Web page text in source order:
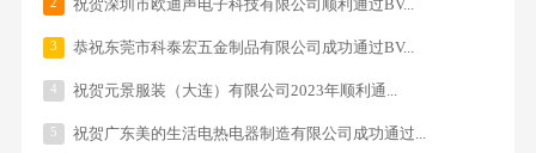
祝贺深圳市欧迪声电子科技有限公司顺利通过BV...
3 恭祝东莞市科泰宏五金制品有限公司成功通过BV...
4 祝贺元景服装（大连）有限公司2023年顺利通...
5 祝贺广东美的生活电热电器制造有限公司成功通过...